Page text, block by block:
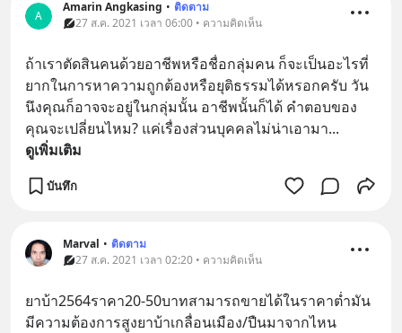
A
Amarin Angkasing • ติดตาม
27 ส.ค. 2021 เวลา 06:00 • ความคิดเห็น
ถ้าเราตัดสินคนด้วยอาชีพหรือชื่อกลุ่มคน ก็จะเป็นอะไรที่
ยากในการหาความถูกต้องหรือยุติธรรมได้หรอกครับ วัน
นึงคุณก็อาจจะอยู่ในกลุ่มนั้น อาชีพนั้นก็ได้ คำตอบของ
คุณจะเปลี่ยนไหม? แค่เรื่องส่วนบุคคลไม่น่าเอามา...
ดูเพิ่มเติม
บันทึก
Marval • ติดตาม
27 ส.ค. 2021 เวลา 02:20 • ความคิดเห็น
ยาบ้า2564ราคา20-50บาทสามารถขายได้ในราคาต่ำมัน
มีความต้องการสูงยาบ้าเกลื่อนเมือง/ปืนมาจากไหน